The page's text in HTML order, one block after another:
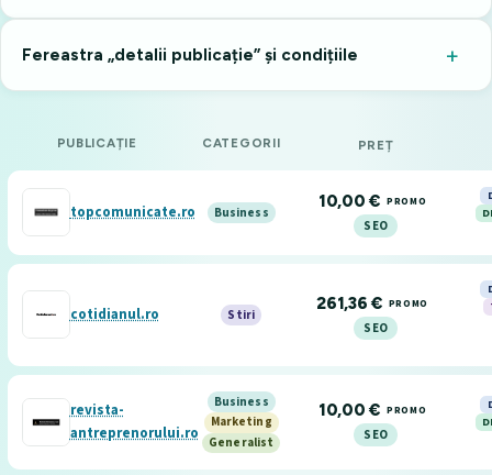
Fereastra „detalii publicație” și condițiile
PUBLICAȚIE CATEGORII PREȚ
topcomunicate.ro Business
10,00 € PROMO
SEO
cotidianul.ro Stiri
261,36 € PROMO
SEO
revista-
antreprenorului.ro
Business
Marketing
Generalist
10,00 € PROMO
SEO